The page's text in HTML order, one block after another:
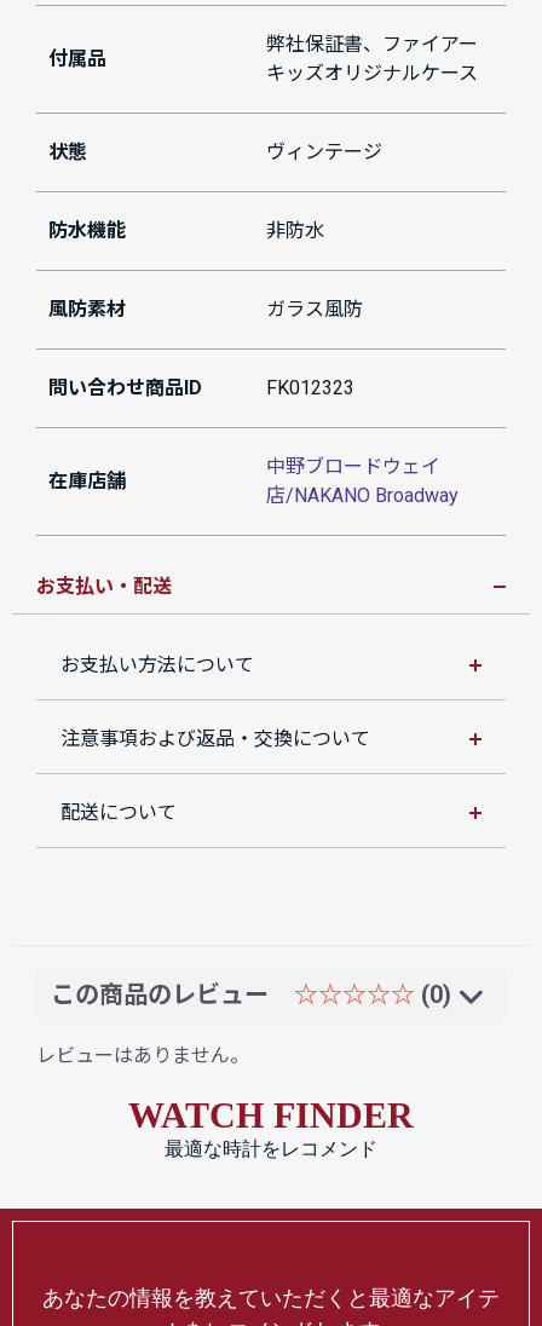
付属品
弊社保証書、ファイアー
キッズオリジナルケース
状態 ヴィンテージ
防水機能 非防水
風防素材 ガラス風防
問い合わせ商品ID FK012323
在庫店舗
中野ブロードウェイ
店/NAKANO Broadway
お支払い・配送
お支払い方法について
注意事項および返品・交換について
配送について
この商品のレビュー ☆☆☆☆☆ (0)
レビューはありません。
WATCH FINDER
最適な時計をレコメンド
あなたの情報を教えていただくと最適なアイテ